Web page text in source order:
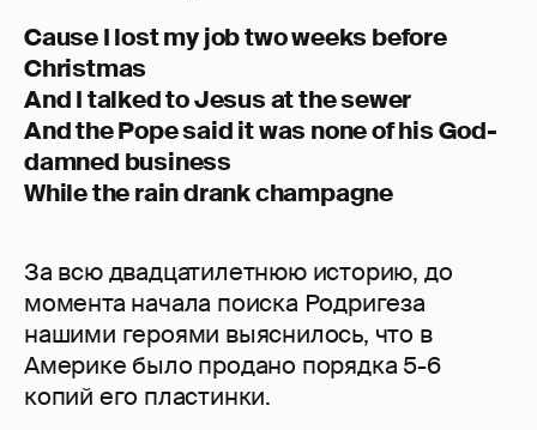
Cause I lost my job two weeks before
Christmas
And I talked to Jesus at the sewer
And the Pope said it was none of his God-
damned business
While the rain drank champagne
За всю двадцатилетнюю историю, до
момента начала поиска Родригеза
нашими героями выяснилось, что в
Америке было продано порядка 5-6
копий его пластинки.